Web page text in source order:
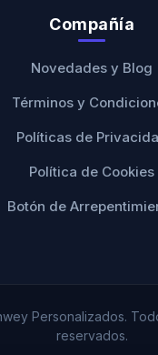
Compañía
Novedades y Blog
Términos y
Políticas de
Política de Cookies
Botón de
Personalizados.
reservados.